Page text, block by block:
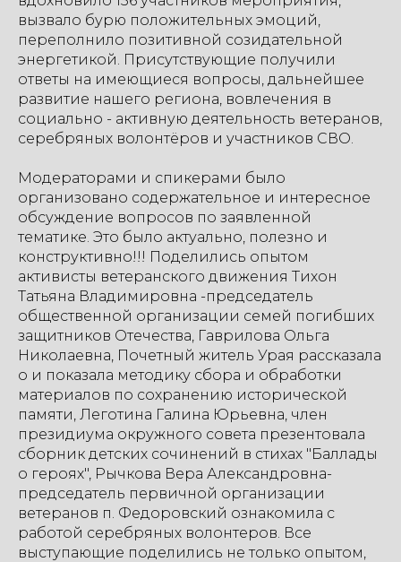
вызвало бурю положительных эмоций,
переполнило позитивной созидательной
энергетикой. Присутствующие получили
ответы на имеющиеся вопросы, дальнейшее
развитие нашего региона, вовлечения в
социально - активную деятельность ветеранов,
серебряных волонтёров и участников СВО.
Модераторами и спикерами было
организовано содержательное и интересное
обсуждение вопросов по заявленной
тематике. Это было актуально, полезно и
конструктивно!!! Поделились опытом
активисты ветеранского движения Тихон
Татьяна Владимировна -председатель
общественной организации семей погибших
защитников Отечества, Гаврилова Ольга
Николаевна, Почетный житель Урая рассказала
о и показала методику сбора и обработки
материалов по сохранению исторической
памяти, Леготина Галина Юрьевна, член
президиума окружного совета презентовала
сборник детских сочинений в стихах "Баллады
о героях", Рычкова Вера Александровна-
председатель первичной организации
ветеранов п. Федоровский ознакомила с
работой серебряных волонтеров. Все
выступающие поделились не только опытом,